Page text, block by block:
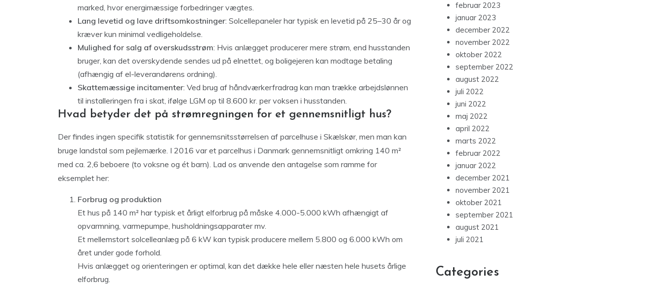
marked, hvor energimæssige forbedringer vægtes.
Lang levetid og lave driftsomkostninger: Solcellepaneler har typisk en levetid på 25–30 år og
kræver kun minimal vedligeholdelse.
Mulighed for salg af overskudsstrøm: Hvis anlægget producerer mere strøm, end husstanden
bruger, kan det overskydende sendes ud på elnettet, og boligejeren kan modtage betaling
(afhængig af el-leverandørens ordning).
Skattemæssige incitamenter: Ved brug af håndværkerfradrag kan man trække arbejdslønnen
til installeringen fra i skat, ifølge LGM op til 8.600 kr. per voksen i husstanden.
Hvad betyder det på strømregningen for et gennemsnitligt hus?
Der findes ingen specifik statistik for gennemsnitsstørrelsen af parcelhuse i Skælskør, men man kan
bruge landstal som pejlemærke. I 2016 var et parcelhus i Danmark gennemsnitligt omkring 140 m²
med ca. 2,6 beboere (to voksne og ét barn). Lad os anvende den antagelse som ramme for
eksemplet her:
Forbrug og produktion
Et hus på 140 m² har typisk et årligt elforbrug på måske 4.000-5.000 kWh afhængigt af
opvarmning, varmepumpe, husholdningsapparater mv.
Et mellemstort solcelleanlæg på 6 kW kan typisk producere mellem 5.800 og 6.000 kWh om
året under gode forhold.
Hvis anlægget og orienteringen er optimal, kan det dække hele eller næsten hele husets årlige
elforbrug.
februar 2023
januar 2023
december 2022
november 2022
oktober 2022
september 2022
august 2022
juli 2022
juni 2022
maj 2022
april 2022
marts 2022
februar 2022
januar 2022
december 2021
november 2021
oktober 2021
september 2021
august 2021
juli 2021
Categories